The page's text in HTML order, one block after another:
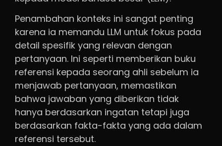
Penambahan konteks ini sangat penting
karena ia memandu LLM untuk fokus pada
detail spesifik yang relevan dengan
pertanyaan. Ini seperti memberikan buku
referensi kepada seorang ahli sebelum ia
menjawab pertanyaan, memastikan
bahwa jawaban yang diberikan tidak
hanya berdasarkan ingatan tetapi juga
berdasarkan fakta-fakta yang ada dalam
referensi tersebut.